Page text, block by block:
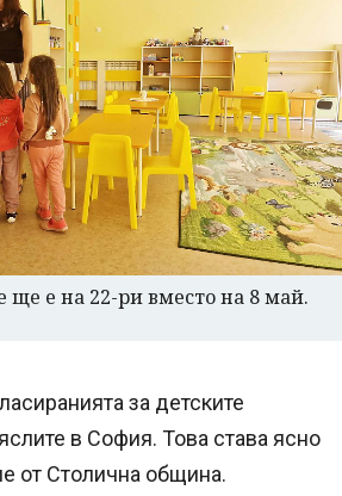
ще е на 22-ри вместо на 8 май.
за детските
в София. Това става ясно
от Столична община.